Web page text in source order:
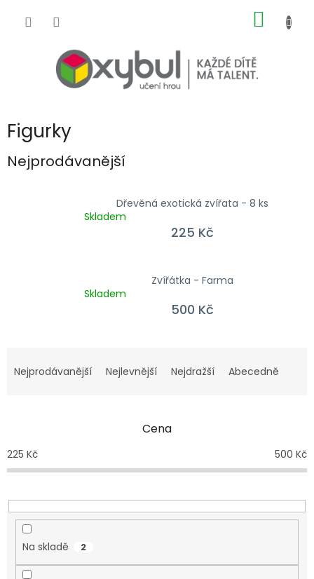
Figurky
Nejprodávanější
Dřevěná exotická zvířata - 8 ks
Skladem
225 Kč
Zvířátka - Farma
Skladem
500 Kč
Nejprodávanější Nejlevnější Nejdražší Abecedně
Cena
225 Kč 500 Kč
Na skladě 2